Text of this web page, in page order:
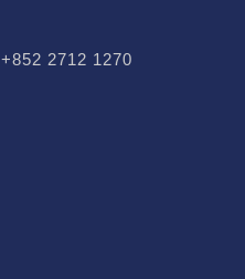
+852 2712 1270